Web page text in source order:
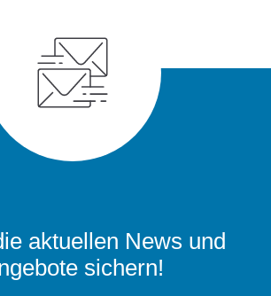
aktuellen News und
sichern!